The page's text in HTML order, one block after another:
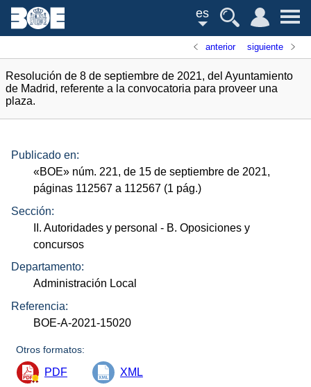
es
anterior siguiente
Resolución de 8 de septiembre de 2021, del Ayuntamiento
de Madrid, referente a la convocatoria para proveer una
plaza.
Publicado en:
«BOE» núm. 221, de 15 de septiembre de 2021,
páginas 112567 a 112567 (1 pág.)
Sección:
II. Autoridades y personal - B. Oposiciones y
concursos
Departamento:
Administración Local
Referencia:
BOE-A-2021-15020
Otros formatos:
PDF XML